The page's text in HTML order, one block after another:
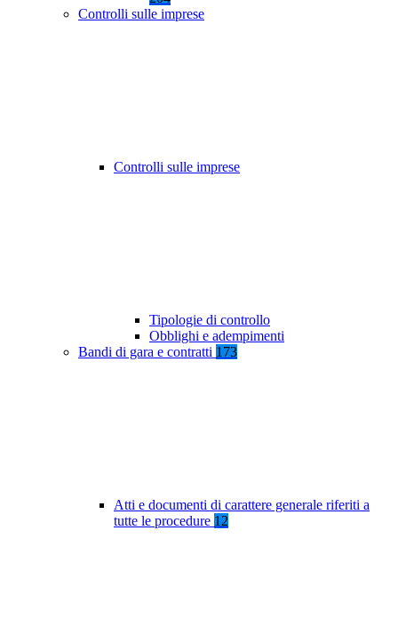
Controlli sulle imprese
Controlli sulle imprese
Tipologie di controllo
Obblighi e adempimenti
Bandi di gara e contratti 173
Atti e documenti di carattere generale riferiti a
tutte le procedure 12